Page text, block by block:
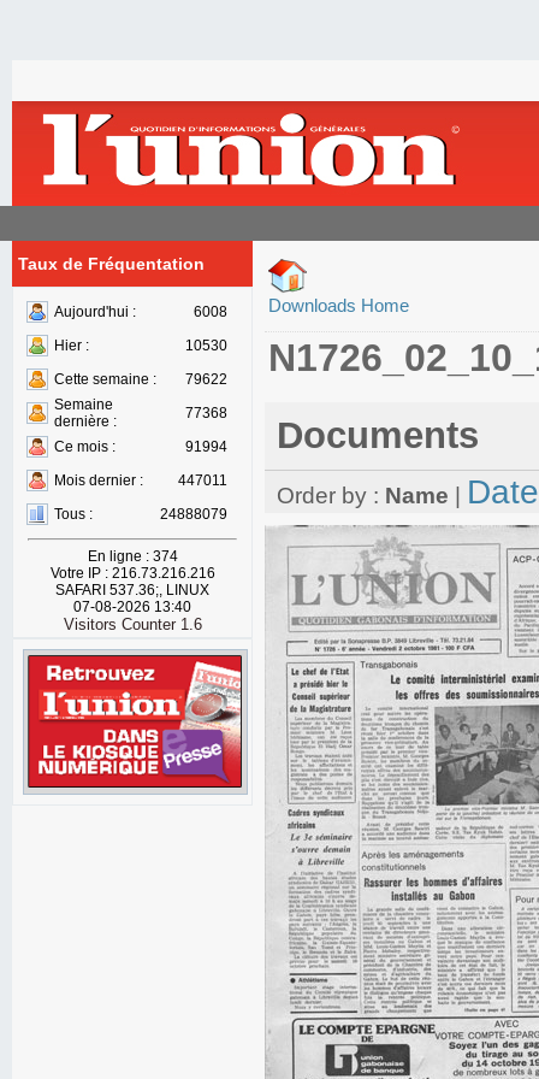
Taux de Fréquentation
Aujourd'hui :
6008
Hier :
10530
Cette semaine :
79622
Semaine
dernière :
77368
Ce mois :
91994
Mois dernier :
447011
Tous :
24888079
En ligne : 374
Votre IP : 216.73.216.216
SAFARI 537.36;, LINUX
07-08-2026 13:40
Visitors Counter 1.6
Downloads Home
Documents
Order by : Name Date